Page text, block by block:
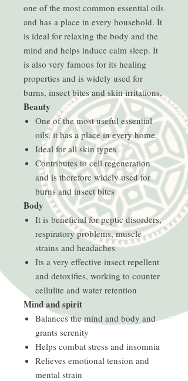
one of the most common essential oils
and has a place in every household. It
is ideal for relaxing the body and the
mind and helps induce calm sleep. It
is also very famous for its healing
properties and is widely used for
burns, insect bites and skin irritations.
Beauty
One of the most useful essential
oils, it has a place in every home.
Ideal for all skin types
Contributes to cell regeneration
and is therefore widely used for
burns and insect bites
Body
It is beneficial for peptic disorders,
respiratory problems, muscle
strains and headaches
Its a very effective insect repellent
and detoxifies, working to counter
cellulite and water retention
Mind and spirit
Balances the mind and body and
grants serenity
Helps combat stress and insomnia
Relieves emotional tension and
mental strain